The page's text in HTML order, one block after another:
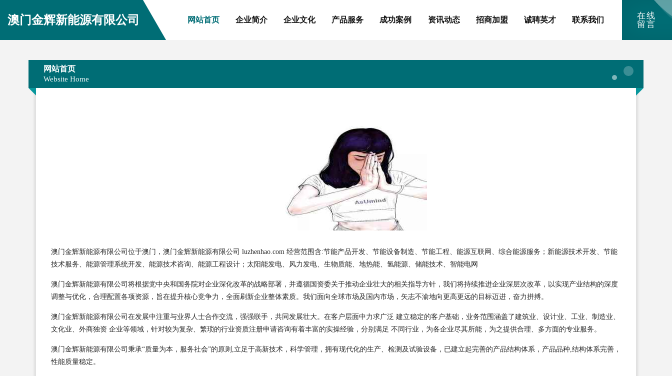
澳门金辉新能源有限公司 网站首页 企业简介 企业文化 产品服务 成功案例 资讯动态 招商加盟 诚聘英才 联系我们
在线
留言
网站首页
Website Home
澳门金辉新能源有限公司位于澳门，澳门金辉新能源有限公司 luzhenhao.com 经营范围含:节能产品开发、节能设备制造、节能工程、能源互联网、综合能源服务；新能源技术开发、节能
技术服务、能源管理系统开发、能源技术咨询、能源工程设计；太阳能发电、风力发电、生物质能、地热能、氢能源、储能技术、智能电网
澳门金辉新能源有限公司将根据党中央和国务院对企业深化改革的战略部署，并遵循国资委关于推动企业壮大的相关指导方针，我们将持续推进企业深层次改革，以实现产业结构的深度
调整与优化，合理配置各项资源，旨在提升核心竞争力，全面刷新企业整体素质。我们面向全球市场及国内市场，矢志不渝地向更高更远的目标迈进，奋力拼搏。
澳门金辉新能源有限公司在发展中注重与业界人士合作交流，强强联手，共同发展壮大。在客户层面中力求广泛 建立稳定的客户基础，业务范围涵盖了建筑业、设计业、工业、制造业、
文化业、外商独资 企业等领域，针对较为复杂、繁琐的行业资质注册申请咨询有着丰富的实操经验，分别满足 不同行业，为各企业尽其所能，为之提供合理、多方面的专业服务。
澳门金辉新能源有限公司秉承“质量为本，服务社会”的原则,立足于高新技术，科学管理，拥有现代化的生产、检测及试验设备，已建立起完善的产品结构体系，产品品种,结构体系完善，
性能质量稳定。